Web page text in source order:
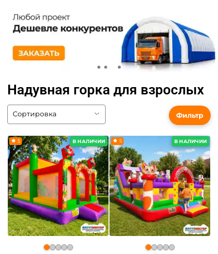
Надувная горка для взрослых
В НАЛИЧИИ
5 В НАЛИЧИИ
5
Фильтр